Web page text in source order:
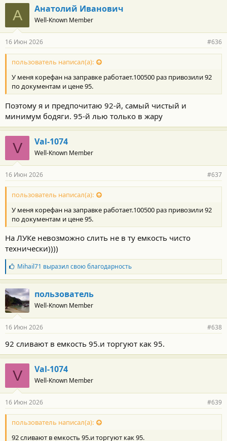
А Анатолий Иванович
Well-Known Member
16 Июн 2026 #636
пользователь написал(а):
У меня корефан на заправке работает.100500 раз привозили 92
по документам и цене 95.
Поэтому я и предпочитаю 92-й, самый чистый и
минимум бодяги. 95-й лью только в жару
V Val-1074
Well-Known Member
16 Июн 2026 #637
пользователь написал(а):
У меня корефан на заправке работает.100500 раз привозили 92
по документам и цене 95.
На ЛУКе невозможно слить не в ту емкость чисто
технически))))
Б
л
а
г
о
д
а
н
с
т
и
Mihail71 выразил свою благодарность
пользователь
Well-Known Member
16 Июн 2026 #638
92 сливают в емкость 95.и торгуют как 95.
V Val-1074
Well-Known Member
16 Июн 2026 #639
пользователь написал(а):
92 сливают в емкость 95.и торгуют как 95.